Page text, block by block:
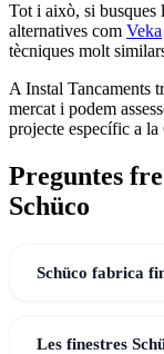
Tot i això, si busques
alternatives com Veka
tècniques molt
A Instal Tancaments
mercat i podem
projecte específic a
Preguntes
Schüco
Schüco fabrica
Les finestres